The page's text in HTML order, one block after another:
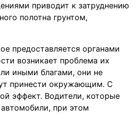
приводит к затруднению
полотна грунтом,
предоставляется органами
возникает проблема их
иными благами, они не
принести окружающим. С
эффект. Водители, которые
при этом